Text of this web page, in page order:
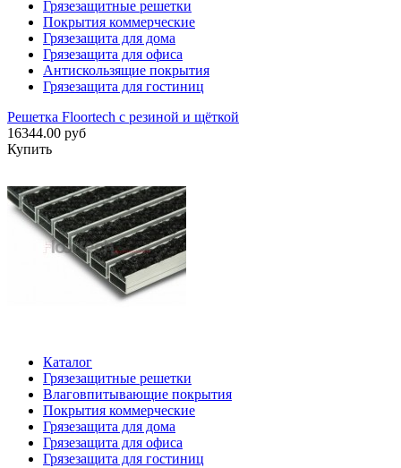
Грязезащитные решетки
Покрытия коммерческие
Грязезащита для дома
Грязезащита для офиса
Антискользящие покрытия
Грязезащита для гостиниц
Решетка Floortech с резиной и щёткой
16344.00 руб
Купить
Каталог
Грязезащитные решетки
Влаговпитывающие покрытия
Покрытия коммерческие
Грязезащита для дома
Грязезащита для офиса
Грязезащита для гостиниц